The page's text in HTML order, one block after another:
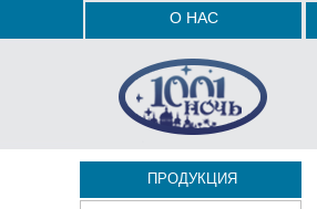
О НАС
ПРОДУКЦИЯ